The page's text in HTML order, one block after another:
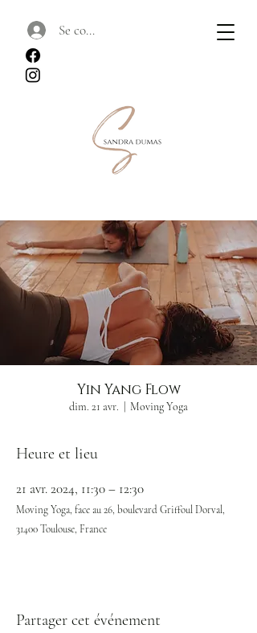
Se connecter
Yin Yang Flow
dim. 21 avr. Moving Yoga
Heure et lieu
21 avr. 2024, 11:30 – 12:30
Moving Yoga, face au 26, boulevard Griffoul Dorval,
31400 Toulouse, France
Partager cet événement